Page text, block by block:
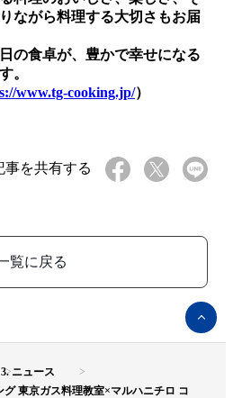
ながら料理する大切さもお届
の食卓が、豊かで幸せになる
。
www.tg-cooking.jp/）
事を共有する
覧に戻る
ペ
ー
ジ
ッ
ニュース
東京ガス料理教室×マルハニチロ コ